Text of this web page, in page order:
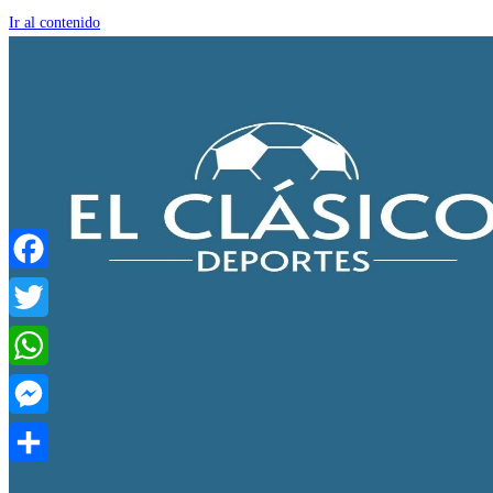
Ir al contenido
Facebook
Twitter
WhatsApp
Messenger